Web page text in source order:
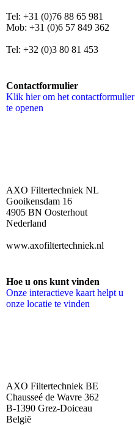
Tel: +31 (0)76 88 65 981
Mob: +31 (0)6 57 849 362
Tel: +32 (0)3 80 81 453
Contactformulier
Klik hier om het contactformulier
te openen
AXO Filtertechniek NL
Gooikensdam 16
4905 BN Oosterhout
Nederland
www.axofiltertechniek.nl
Hoe u ons kunt vinden
Onze interactieve kaart helpt u
onze locatie te vinden
AXO Filtertechniek BE
Chausseé de Wavre 362
B-1390 Grez-Doiceau
België